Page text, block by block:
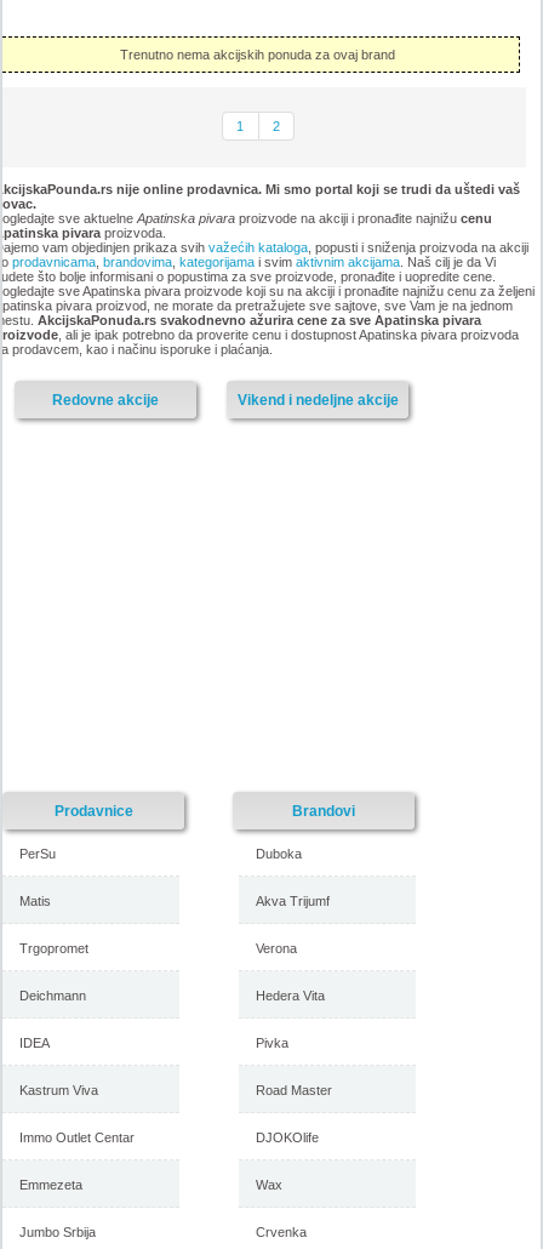
Trenutno nema akcijskih ponuda za ovaj brand
1 2
nije online prodavnica. Mi smo portal koji se trudi da uštedi vaš
sve aktuelne Apatinska pivaraproizvode na akciji i pronađite najnižu cenu
pivaraproizvoda.
vam objedinjen prikaza svih važećih kataloga, popusti i sniženja proizvoda na akciji
prodavnicama, brandovima, kategorijamai svim aktivnim akcijama. Naš cilj je da Vi
što bolje informisani o popustima za sve proizvode, pronađite i uopredite cene.
sve Apatinska pivara proizvode koji su na akciji i pronađite najnižu cenu za željeni
pivara proizvod, ne morate da pretražujete sve sajtove, sve Vam je na jednom
AkcijskaPonuda.rs svakodnevno ažurira cene za sve Apatinska pivara
, ali je ipak potrebno da proverite cenu i dostupnost Apatinska pivara proizvoda
prodavcem, kao i načinu isporuke i plaćanja.
Vikend i nedeljne akcije
Redovne akcije
Prodavnice
PerSu
Matis
Trgopromet
Deichmann
IDEA
Kastrum Viva
Immo Outlet Centar
Emmezeta
Jumbo Srbija
Brandovi
Duboka
Akva Trijumf
Verona
Hedera Vita
Pivka
Road Master
DJOKOlife
Wax
Crvenka